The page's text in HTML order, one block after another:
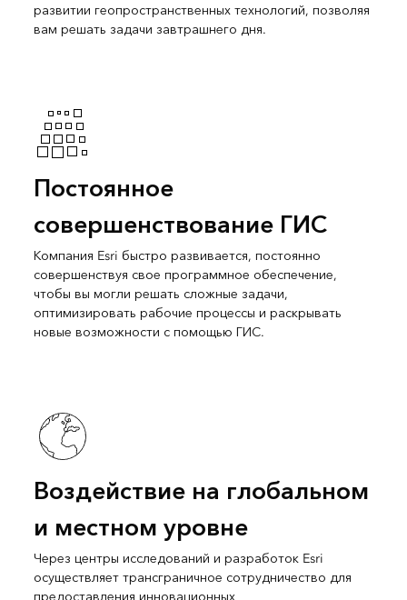
развитии геопространственных технологий, позволяя
вам решать задачи завтрашнего дня.
Постоянное
совершенствование ГИС
Компания Esri быстро развивается, постоянно
совершенствуя свое программное обеспечение,
чтобы вы могли решать сложные задачи,
оптимизировать рабочие процессы и раскрывать
новые возможности с помощью ГИС.
Воздействие на глобальном
и местном уровне
Через центры исследований и разработок Esri
осуществляет трансграничное сотрудничество для
предоставления инновационных